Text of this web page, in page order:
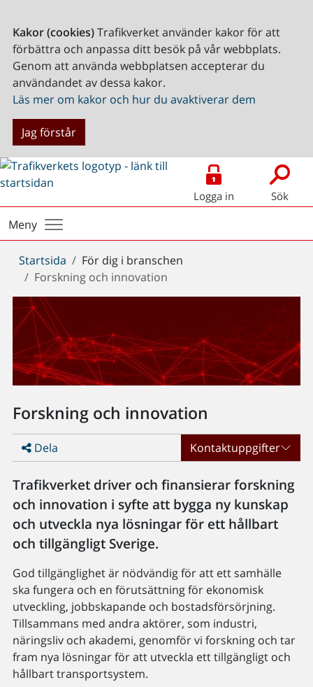
Kakor (cookies)Trafikverket använder kakor för att
förbättra och anpassa ditt besök på vår webbplats.
Genom att använda webbplatsen accepterar du
användandet av dessa kakor.
Läs mer om kakor och hur du avaktiverar dem
Jag förstår
Logga in Sök
Meny
Du
är
här:
Startsida
För dig i branschen
Forskning och innovation
Forskning och innovation
Dela Kontaktuppgifter
Trafikverket driver och finansierar forskning
och innovation i syfte att bygga ny kunskap
och utveckla nya lösningar för ett hållbart
och tillgängligt Sverige.
God tillgänglighet är nödvändig för att ett samhälle
ska fungera och en förutsättning för ekonomisk
utveckling, jobbskapande och bostadsförsörjning.
Tillsammans med andra aktörer, som industri,
näringsliv och akademi, genomför vi forskning och tar
fram nya lösningar för att utveckla ett tillgängligt och
hållbart transportsystem.